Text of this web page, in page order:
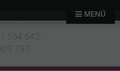
554 642 -
797
MENÚ